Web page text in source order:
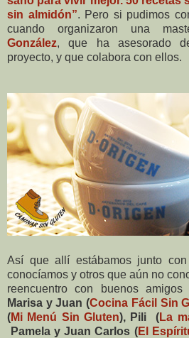
sin almidón”. Pero si pudimos
cuando organizaron una
González, que ha asesorado
proyecto, y que colabora con ellos.
Así que allí estábamos junto
conocíamos y otros que aún no
reencuentro con buenos
Marisa y Juan (Cocina Fácil Sin
(Mi Menú Sin Gluten), Pili (La
Pamela y Juan Carlos (El